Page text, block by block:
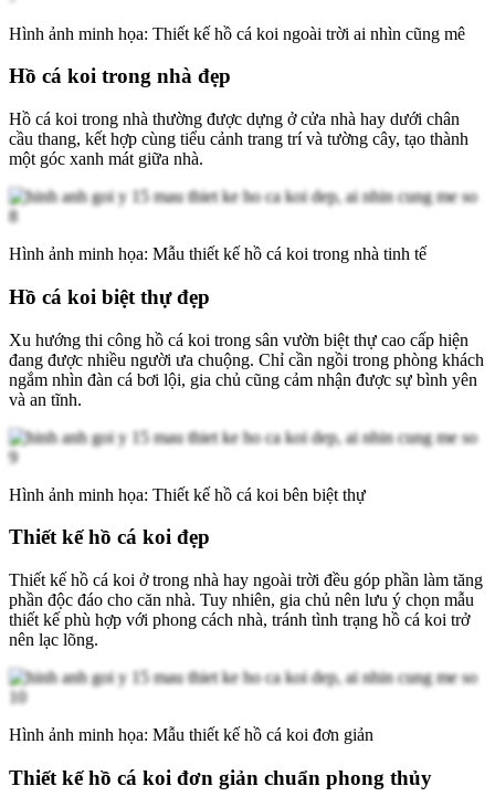
Hình ảnh minh họa: Thiết kế hồ cá koi ngoài trời ai nhìn cũng mê
Hồ cá koi trong nhà đẹp
Hồ cá koi trong nhà thường được dựng ở cửa nhà hay dưới chân
cầu thang, kết hợp cùng tiểu cảnh trang trí và tường cây, tạo thành
một góc xanh mát giữa nhà.
Hình ảnh minh họa: Mẫu thiết kế hồ cá koi trong nhà tinh tế
Hồ cá koi biệt thự đẹp
Xu hướng thi công hồ cá koi trong sân vườn biệt thự cao cấp hiện
đang được nhiều người ưa chuộng. Chỉ cần ngồi trong phòng khách
ngắm nhìn đàn cá bơi lội, gia chủ cũng cảm nhận được sự bình yên
và an tĩnh.
Hình ảnh minh họa: Thiết kế hồ cá koi bên biệt thự
Thiết kế hồ cá koi đẹp
Thiết kế hồ cá koi ở trong nhà hay ngoài trời đều góp phần làm tăng
phần độc đáo cho căn nhà. Tuy nhiên, gia chủ nên lưu ý chọn mẫu
thiết kế phù hợp với phong cách nhà, tránh tình trạng hồ cá koi trở
nên lạc lõng.
Hình ảnh minh họa: Mẫu thiết kế hồ cá koi đơn giản
Thiết kế hồ cá koi đơn giản chuẩn phong thủy